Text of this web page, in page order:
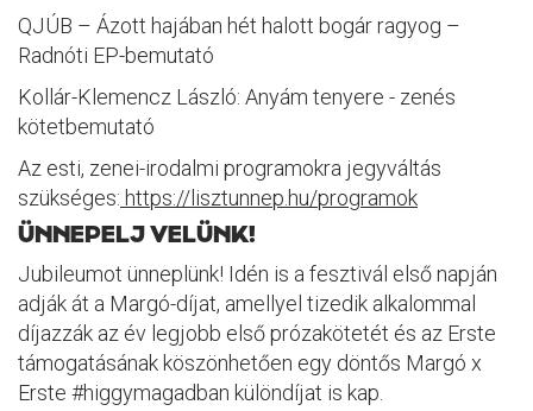
QJÚB – Ázott hajában hét halott bogár ragyog –
Radnóti EP-bemutató
Kollár-Klemencz László: Anyám tenyere - zenés
kötetbemutató
Az esti, zenei-irodalmi programokra jegyváltás
szükséges: https://lisztunnep.hu/programok
ÜNNEPELJ VELÜNK!
Jubileumot ünneplünk! Idén is a fesztivál első napján
adják át a Margó-díjat, amellyel tizedik alkalommal
díjazzák az év legjobb első prózakötetét és az Erste
támogatásának köszönhetően egy döntős Margó x
Erste #higgymagadban különdíjat is kap.